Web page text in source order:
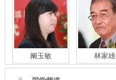
阚玉敏 林家雄